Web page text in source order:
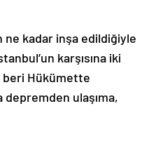
kadar inşa edildiğiyle
karşısına iki
beri Hükümette
ulaşıma,